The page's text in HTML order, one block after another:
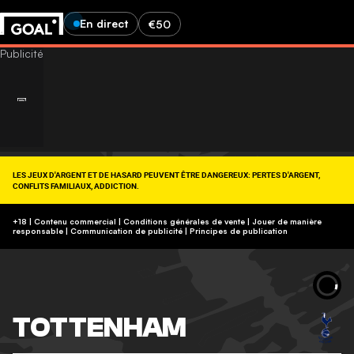
En direct €50
LES JEUX D'ARGENT ET DE HASARD PEUVENT ÊTRE DANGEREUX: PERTES D'ARGENT,
CONFLITS FAMILIAUX, ADDICTION.
https://www.joueurs-info-service.fr/
+18 | Contenu commercial | Conditions générales de vente | Jouer de manière
responsable | Communication de publicité | Principes de publication
TOTTENHAM